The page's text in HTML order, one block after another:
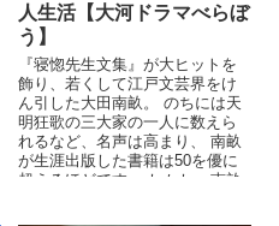
人生活【大河ドラマべらぼ
う】
『寝惚先生文集』が大ヒットを
飾り、若くして江戸文芸界をけ
ん引した大田南畝。 のちには天
明狂歌の三大家の一人に数えら
れるなど、名声は高まり、 南畝
が生涯出版した書籍は50を優に
超えるほどです。 しかし、南畝